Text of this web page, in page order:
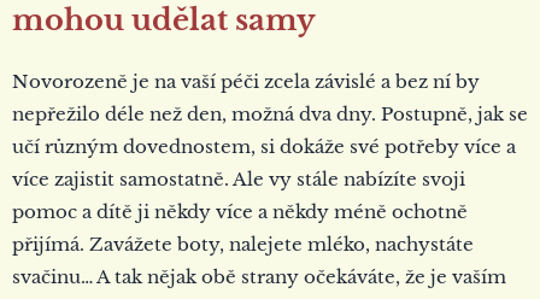
mohou udělat samy
Novorozeně je na vaší péči zcela závislé a bez ní by
nepřežilo déle než den, možná dva dny. Postupně, jak se
učí různým dovednostem, si dokáže své potřeby více a
více zajistit samostatně. Ale vy stále nabízíte svoji
pomoc a dítě ji někdy více a někdy méně ochotně
přijímá. Zavážete boty, nalejete mléko, nachystáte
svačinu… A tak nějak obě strany očekáváte, že je vaším